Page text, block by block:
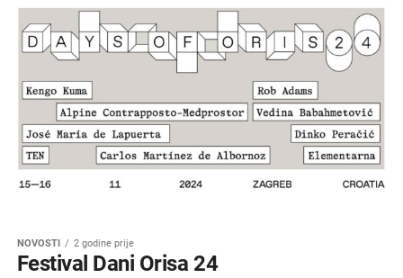
NOVOSTI 2 godine prije
Festival Dani Orisa 24